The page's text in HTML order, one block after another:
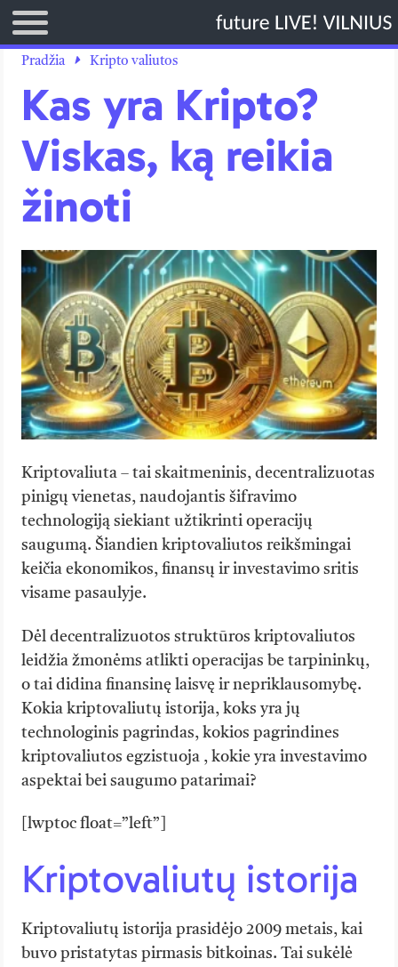
TITULINIS
DIRBTINIS INTELEKTAS
TECHNOLOGIJOS
VERSLAS
LAISVALAIKIS
Pradžia Kripto valiutos
Kas yra Kripto?
Viskas, ką reikia
žinoti
Kriptovaliuta – tai skaitmeninis, decentralizuotas
pinigų vienetas, naudojantis šifravimo
technologiją siekiant užtikrinti operacijų
saugumą. Šiandien kriptovaliutos reikšmingai
keičia ekonomikos, finansų ir investavimo sritis
visame pasaulyje.
Dėl decentralizuotos struktūros kriptovaliutos
leidžia žmonėms atlikti operacijas be tarpininkų,
o tai didina finansinę laisvę ir nepriklausomybę.
Kokia kriptovaliutų istorija, koks yra jų
technologinis pagrindas, kokios pagrindines
kriptovaliutos egzistuoja , kokie yra investavimo
aspektai bei saugumo patarimai?
[lwptoc float=”left”]
Kriptovaliutų istorija
Kriptovaliutų istorija prasidėjo 2009 metais, kai
buvo pristatytas pirmasis bitkoinas. Tai sukėlė